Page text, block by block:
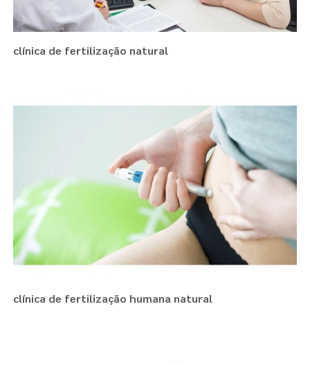
clínica de fertilização natural
clínica de fertilização humana natural